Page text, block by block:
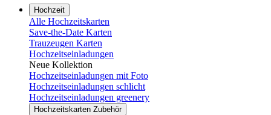
Hochzeit
Alle Hochzeitskarten
Save-the-Date Karten
Trauzeugen Karten
Hochzeitseinladungen
Neue Kollektion
Hochzeitseinladungen mit Foto
Hochzeitseinladungen schlicht
Hochzeitseinladungen greenery
Hochzeitskarten Zubehör